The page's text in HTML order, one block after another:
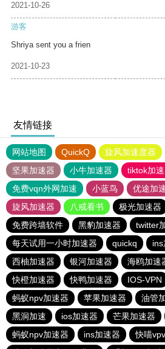
2021-10-26
游客
Shriya sent you a frien
2021-10-23
友情链接
网站地图 QuickQ 旋风加速度器
坚果加速器
小牛加速器 tiktok加
免费vqn外网加速
小蓝鸟 优途加
旋风加速器
八戒看书 极光加速器
免费跨墙软件
黑豹加速器
twitter
每天试用一小时加速器
quickq ins
西柚加速器
银河加速器 海鸥加速
快橙加速器
快鸭加速器 IOS-VPN
蚂蚁npv加速器
苹果加速器
油管
黑洞加速
ios加速器 芒果加速器
蚂蚁npv加速器
ins加速器 快喵